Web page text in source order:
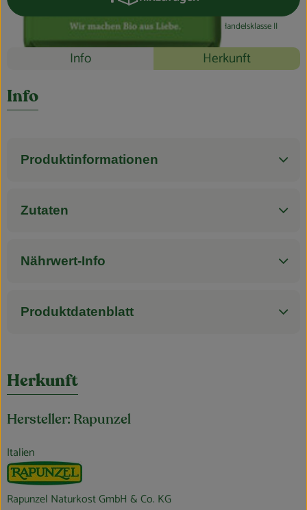
2,99 €/ Stück 29,90 €/ 1kg 7% MwSt Handelsklasse II
Rezepte
Info Herkunft
Info
Produktinformationen
Zutaten
Nährwert-Info
Produktdatenblatt
Herkunft
Hersteller: Rapunzel
Italien
Rapunzel Naturkost GmbH & Co. KG